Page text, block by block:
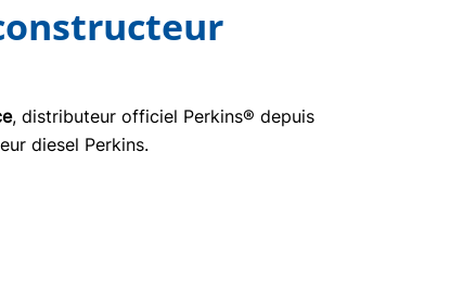
, distributeur officiel Perkins® depuis
diesel Perkins.